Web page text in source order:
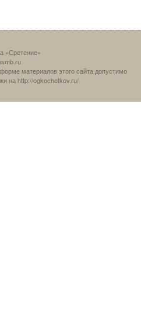
«Сретение»
материалов этого сайта допустимо
на http://ogkochetkov.ru/